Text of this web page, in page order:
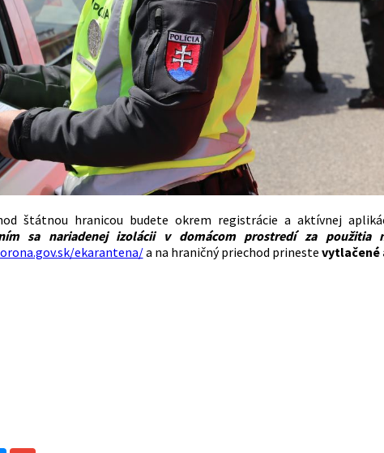
štátnou hranicou budete okrem registrácie a aktívnej
sa nariadenej izolácii v domácom prostredí za použitia
ekarantena/a na hraničný priechod prineste vytlačené